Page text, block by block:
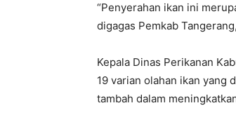
“Penyerahan ikan ini
digagas Pemkab
Kepala Dinas Perikanan
19 varian olahan ikan yang
tambah dalam